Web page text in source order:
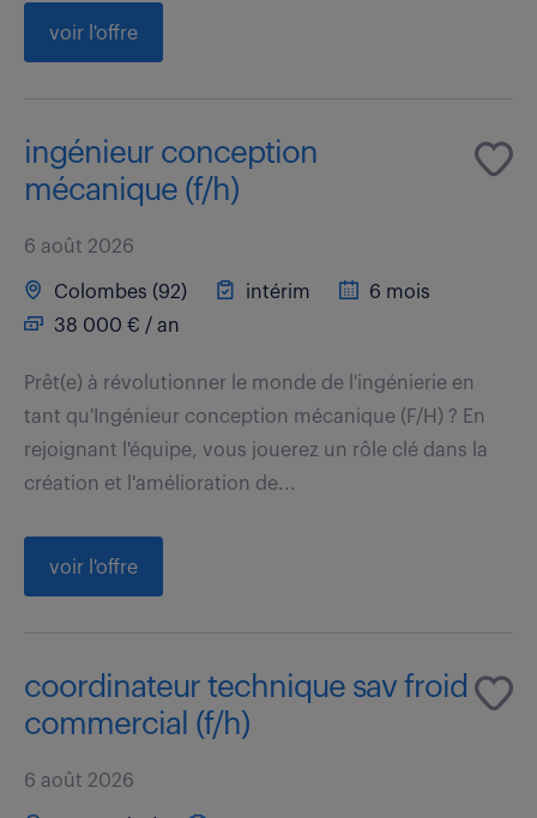
voir l'offre
ingénieur conception
mécanique (f/h)
6 août 2026
Colombes (92) intérim
6 mois
38 000 € / an
Prêt(e) à révolutionner le monde de l'ingénierie en
tant qu'Ingénieur conception mécanique (F/H) ? En
rejoignant l'équipe, vous jouerez un rôle clé dans la
création et l'amélioration de...
voir l'offre
coordinateur technique sav froid
commercial (f/h)
6 août 2026